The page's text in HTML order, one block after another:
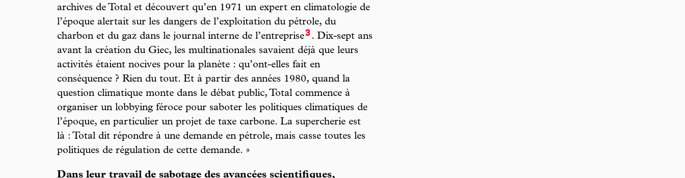
archives de Total et découvert qu’en 1971 un expert en climatologie de
l’époque alertait sur les dangers de l’exploitation du pétrole, du
charbon et du gaz dans le journal interne de l’entreprise3 . Dix-sept ans
avant la création du Giec, les multinationales savaient déjà que leurs
activités étaient nocives pour la planète : qu’ont-elles fait en
conséquence ? Rien du tout. Et à partir des années 1980, quand la
question climatique monte dans le débat public, Total commence à
organiser un lobbying féroce pour saboter les politiques climatiques de
l’époque, en particulier un projet de taxe carbone. La supercherie est
là : Total dit répondre à une demande en pétrole, mais casse toutes les
politiques de régulation de cette demande. »
Dans leur travail de sabotage des avancées scientifiques,